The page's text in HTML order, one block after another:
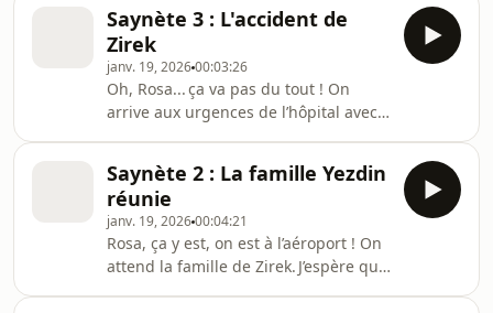
bus | niveau A1 (exercice + PDF)
pendant SIX mois ! EXERCICE
Compréhension orale à partir du
podcast Des nouvelles du 12 bis |
Vocabulaire : les directions | niveau
A1 (exercice + PDF)
Saynète 3 : L'accident de
Zirek
janv. 19, 202600:03:26
Oh, Rosa... ça va pas du tout ! On
arrive aux urgences de l’hôpital avec
et à la poitrine. Heureusement, il est
déjà pris en charge ! EXERCICE
Compréhension orale à partir du
podcast Des nouvelles du 12 bis |
Vocabulaire : les parties du corps |
niveau A1 (exercice + PDF)
Saynète 2 : La famille Yezdin
réunie
janv. 19, 202600:04:21
Rosa, ça y est, on est à l’aéroport ! On
attend la famille de Zirek. J’espère que